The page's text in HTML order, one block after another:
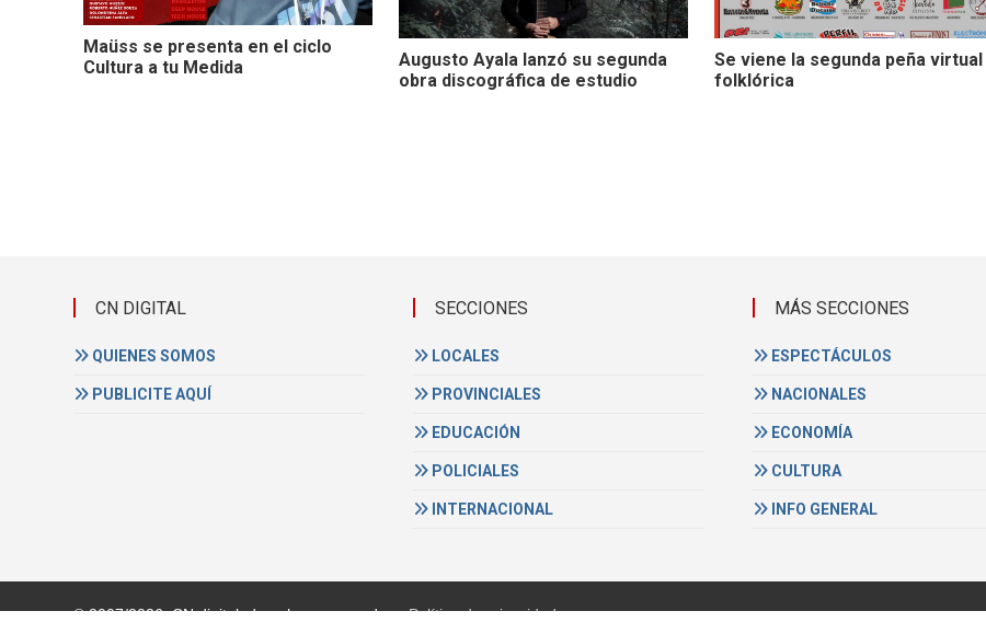
Maüss se presenta en el ciclo
Cultura a tu Medida
Augusto Ayala lanzó su segunda
obra discográfica de estudio
Se viene la segunda peña virtual
folklórica
CN DIGITAL
QUIENES SOMOS
PUBLICITE AQUÍ
SECCIONES
LOCALES
PROVINCIALES
EDUCACIÓN
POLICIALES
INTERNACIONAL
MÁS SECCIONES
ESPECTÁCULOS
NACIONALES
ECONOMÍA
CULTURA
INFO GENERAL
© 2007/2026, CN digital, derechos reservados -Política de privacidad